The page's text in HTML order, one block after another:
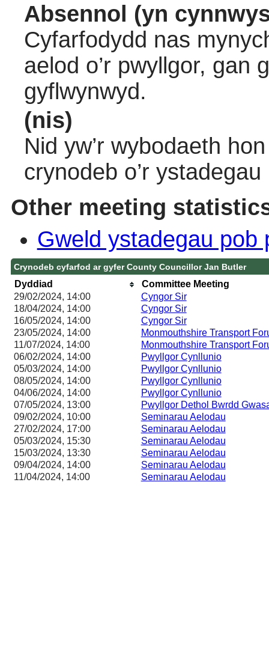
Absennol (yn
Cyfarfodydd nas
aelod o’r pwyllgor, gan
gyflwynwyd.
(nis)
Nid yw’r wybodaeth
crynodeb o’r
Other meeting
Gweld ystadegau pob
Crynodeb cyfarfod ar gyfer County Councillor Jan Butler
Dyddiad
Committee Meeting
29/02/2024, 14:00
Cyngor Sir
18/04/2024, 14:00 Cyngor Sir
16/05/2024, 14:00 Cyngor Sir
23/05/2024, 14:00
Monmouthshire Transport
11/07/2024, 14:00
Monmouthshire Transport
06/02/2024, 14:00
Pwyllgor Cynllunio
05/03/2024, 14:00 Pwyllgor Cynllunio
08/05/2024, 14:00 Pwyllgor Cynllunio
04/06/2024, 14:00 Pwyllgor Cynllunio
07/05/2024, 13:00
Pwyllgor Dethol Bwrdd
09/02/2024, 10:00
Seminarau Aelodau
27/02/2024, 17:00 Seminarau Aelodau
05/03/2024, 15:30 Seminarau Aelodau
15/03/2024, 13:30 Seminarau Aelodau
09/04/2024, 14:00 Seminarau Aelodau
11/04/2024, 14:00 Seminarau Aelodau